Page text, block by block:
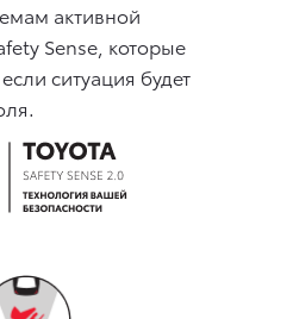
активной
Sense, которые
ситуация будет